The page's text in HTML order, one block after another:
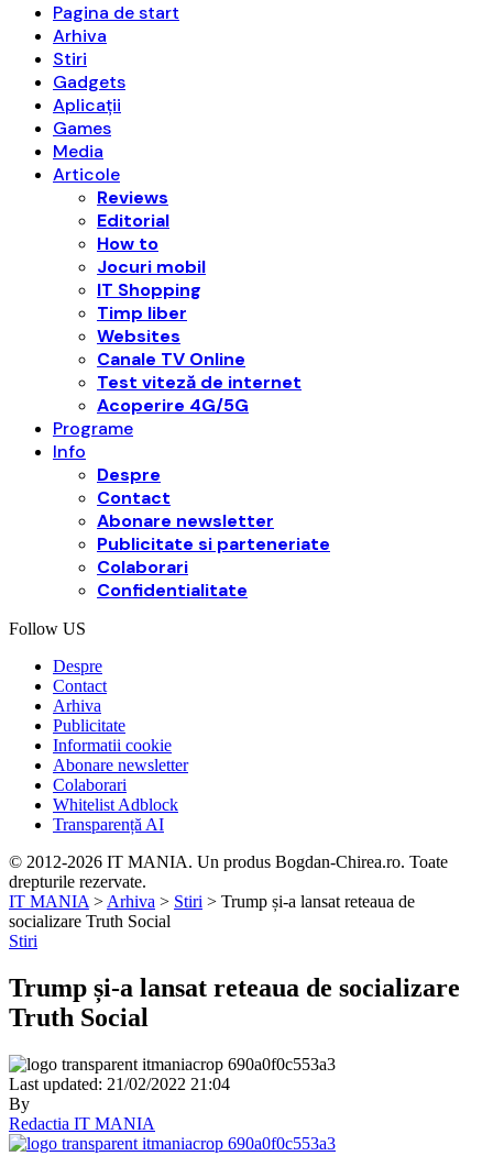
Pagina de start
Arhiva
Stiri
Gadgets
Aplicații
Games
Media
Articole
Reviews
Editorial
How to
Jocuri mobil
IT Shopping
Timp liber
Websites
Canale TV Online
Test viteză de internet
Acoperire 4G/5G
Programe
Info
Despre
Contact
Abonare newsletter
Publicitate si parteneriate
Colaborari
Confidentialitate
Follow US
Despre
Contact
Arhiva
Publicitate
Informatii cookie
Abonare newsletter
Colaborari
Whitelist Adblock
Transparență AI
© 2012-2026 IT MANIA. Un produs Bogdan-Chirea.ro. Toate
drepturile rezervate.
IT MANIA > Arhiva > Stiri > Trump și-a lansat reteaua de
socializare Truth Social
Stiri
Trump și-a lansat reteaua de socializare
Truth Social
Last updated: 21/02/2022 21:04
By
Redactia IT MANIA